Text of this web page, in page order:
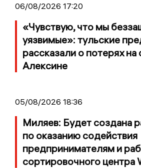
06/08/2026 17:20
«Чувствую, что мы
уязвимые»: тульские
рассказали о потерях на
Алексине
05/08/2026 18:36
Миляев: Будет создана
по оказанию содействия
предпринимателям и
сортировочного центра